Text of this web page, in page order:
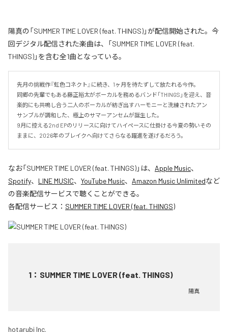
陽真の「SUMMER TIME LOVER (feat. THINGS)」が配信開始された。今
回デジタル配信された楽曲は、「SUMMER TIME LOVER (feat.
THINGS)」を含む全1曲となっている。
先月の挑戦作『虹色コネクト』に続き、1ヶ月を待たずして放たれる今作。
同郷の先輩でもある藤正裕太がボーカルを務めるバンド「THINGS」を迎え、音
楽的にも共鳴し合う二人のボーカルが紡ぎ出すハーモニーと洗練されたアン
サンブルが調和した、極上のサマーアンセムが誕生した。
9月に控える2nd EPのリリースに向けてハイペースに仕掛ける今夏の勢いその
ままに、2026年のブレイクへ向けてさらなる躍進を遂げるだろう。
なお「SUMMER TIME LOVER (feat. THINGS)」は、 Apple Music、
Spotify、 LINE MUSIC、 YouTube Music、 Amazon Music Unlimitedなど
の音楽配信サービスで聴くことができる。
各配信サービス： SUMMER TIME LOVER (feat. THINGS)
1 ： SUMMER TIME LOVER (feat. THINGS)
陽真
hotarubi Inc.